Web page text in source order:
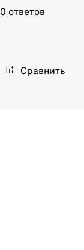
0 ответов
Сравнить